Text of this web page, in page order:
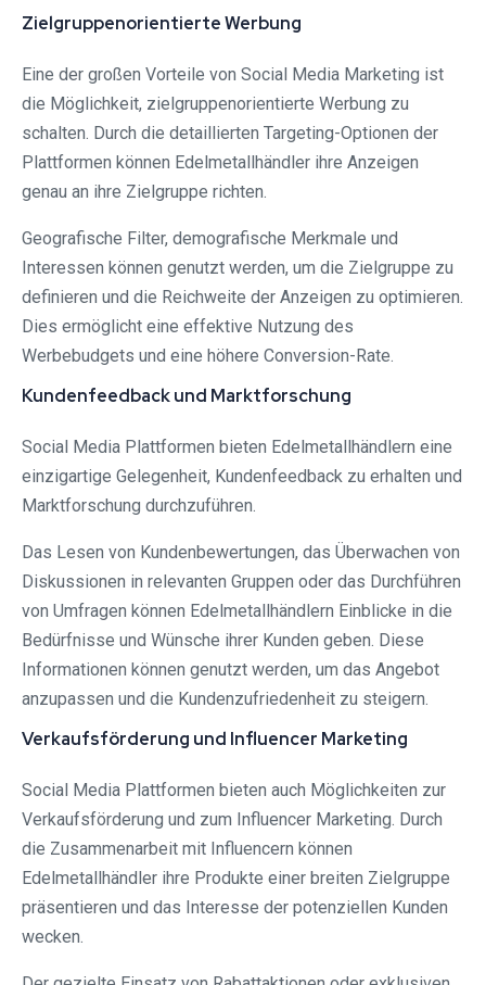
Zielgruppenorientierte Werbung
Eine der großen Vorteile von Social Media Marketing ist
die Möglichkeit, zielgruppenorientierte Werbung zu
schalten. Durch die detaillierten Targeting-Optionen der
Plattformen können Edelmetallhändler ihre Anzeigen
genau an ihre Zielgruppe richten.
Geografische Filter, demografische Merkmale und
Interessen können genutzt werden, um die Zielgruppe zu
definieren und die Reichweite der Anzeigen zu optimieren.
Dies ermöglicht eine effektive Nutzung des
Werbebudgets und eine höhere Conversion-Rate.
Kundenfeedback und Marktforschung
Social Media Plattformen bieten Edelmetallhändlern eine
einzigartige Gelegenheit, Kundenfeedback zu erhalten und
Marktforschung durchzuführen.
Das Lesen von Kundenbewertungen, das Überwachen von
Diskussionen in relevanten Gruppen oder das Durchführen
von Umfragen können Edelmetallhändlern Einblicke in die
Bedürfnisse und Wünsche ihrer Kunden geben. Diese
Informationen können genutzt werden, um das Angebot
anzupassen und die Kundenzufriedenheit zu steigern.
Verkaufsförderung und Influencer Marketing
Social Media Plattformen bieten auch Möglichkeiten zur
Verkaufsförderung und zum Influencer Marketing. Durch
die Zusammenarbeit mit Influencern können
Edelmetallhändler ihre Produkte einer breiten Zielgruppe
präsentieren und das Interesse der potenziellen Kunden
wecken.